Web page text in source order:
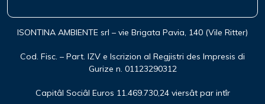
ISONTINA AMBIENTE srl – vie Brigata Pavia, 140 (Vile Ritter)
Cod. Fisc. – Part. IZV e Iscrizion al Regjistri des Impresis di
Gurize n. 01123290312
Capitâl Sociâl Euros 11.469.730,24 viersât par intîr